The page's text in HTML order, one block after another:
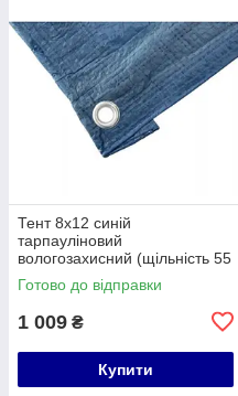
Тент 8х12 синій
тарпауліновий
вологозахисний (щільність 55
г/м²) 77581
Готово до відправки
1 009 ₴
Купити